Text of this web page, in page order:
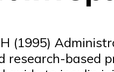
(1995)
based